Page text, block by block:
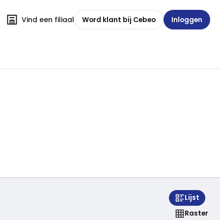
Vind een filiaal Word klant bij Cebeo Inloggen
Lijst
Raster